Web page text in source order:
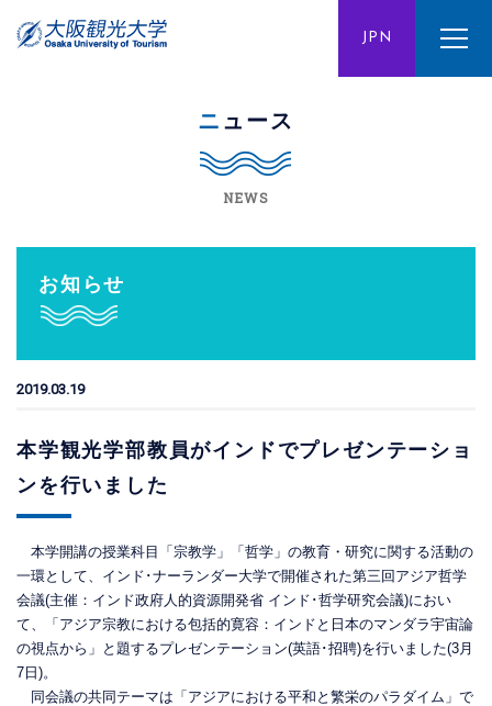
JPN
ENG CHN
ニュース
NEWS
お知らせ
2019.03.19
本学観光学部教員がインドでプレゼンテーショ
ンを行いました
本学開講の授業科目「宗教学」「哲学」の教育・研究に関する活動の
一環として、インド･ナーランダー大学で開催された第三回アジア哲学
会議(主催：インド政府人的資源開発省 インド･哲学研究会議)におい
て、「アジア宗教における包括的寛容：インドと日本のマンダラ宇宙論
の視点から」と題するプレゼンテーション(英語･招聘)を行いました(3月
7日)。
同会議の共同テーマは「アジアにおける平和と繁栄のパラダイム」で